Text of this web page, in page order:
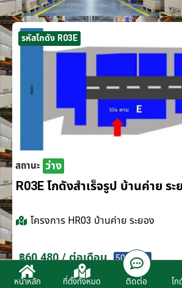
รหัสโกดัง R03E
สถานะ ว่าง
R03E โกดังสำเร็จรูป บ้านค่าย ร
โครงการ HR03 บ้านค่าย ระยอง
฿60,480 / ต่อเดือน 500 ตรม.
หน้าหลัก ที่ตั้งทั้งหมด ติดต่อ โ